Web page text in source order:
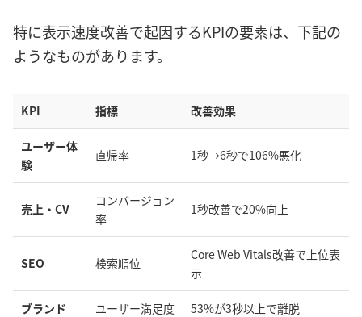
特に表示速度改善で起因するKPIの要素は、下記の
ようなものがあります。
KPI 指標 改善効果
ユーザー体
験
直帰率 1秒→6秒で106%悪化
売上・CV
コンバージョン
率
1秒改善で20%向上
SEO 検索順位
Core Web Vitals改善で上位表
示
ブランド ユーザー満足度 53%が3秒以上で離脱